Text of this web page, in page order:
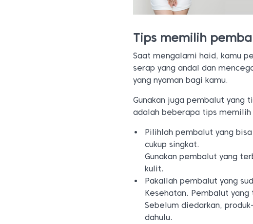
Tips memilih
Saat mengalami haid, kamu
serap yang andal dan
yang nyaman bagi kamu.
Gunakan juga pembalut yang
adalah beberapa tips memilih
Pilihlah pembalut yang
cukup singkat.
Gunakan pembalut yang
kulit.
Pakailah pembalut yang
Kesehatan. Pembalut
Sebelum diedarkan,
dahulu.